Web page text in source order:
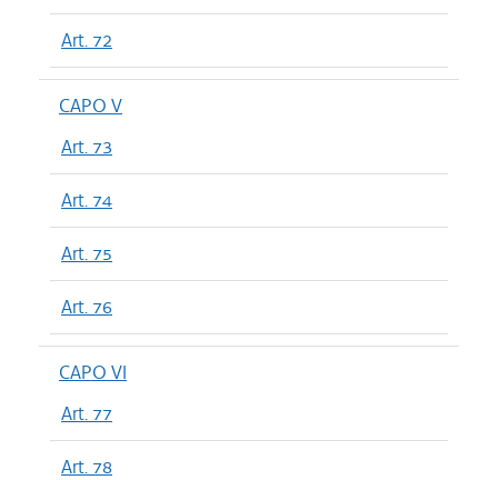
Art. 72
CAPO V
Art. 73
Art. 74
Art. 75
Art. 76
CAPO VI
Art. 77
Art. 78